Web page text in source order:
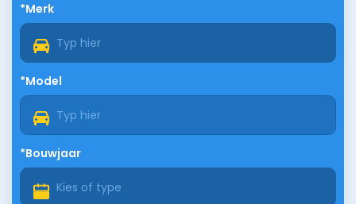
*Merk
*Model
*Bouwjaar